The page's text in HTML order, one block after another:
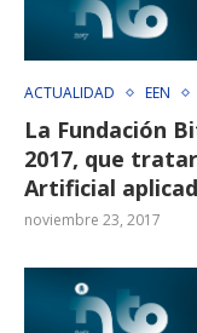
ACTUALIDAD EEN
La Fundación
2017, que
Artificial
noviembre 23, 2017